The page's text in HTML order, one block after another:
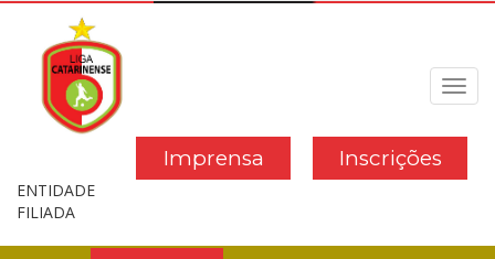
Inscrições
Imprensa
ENTIDADE
FILIADA